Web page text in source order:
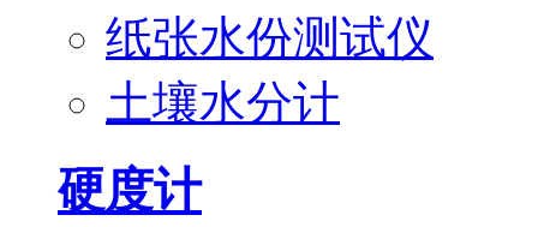
纸张水份测试仪
土壤水分计
硬度计